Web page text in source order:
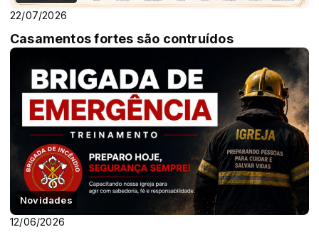
22/07/2026
Casamentos fortes são contruídos
Novidades
12/06/2026